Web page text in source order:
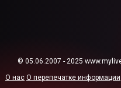
© 05.06.2007 - 2025
О нас О перепечатке информации